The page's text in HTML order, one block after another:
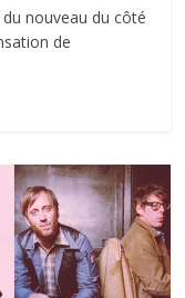
nouveau du côté
de